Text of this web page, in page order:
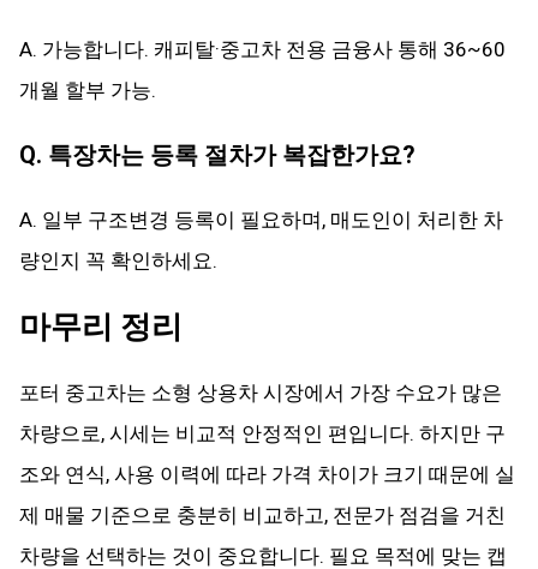
A. 가능합니다. 캐피탈·중고차 전용 금융사 통해 36~60
개월 할부 가능.
Q. 특장차는 등록 절차가 복잡한가요?
A. 일부 구조변경 등록이 필요하며, 매도인이 처리한 차
량인지 꼭 확인하세요.
마무리 정리
포터 중고차는 소형 상용차 시장에서 가장 수요가 많은
차량으로, 시세는 비교적 안정적인 편입니다. 하지만 구
조와 연식, 사용 이력에 따라 가격 차이가 크기 때문에 실
제 매물 기준으로 충분히 비교하고, 전문가 점검을 거친
차량을 선택하는 것이 중요합니다. 필요 목적에 맞는 캡